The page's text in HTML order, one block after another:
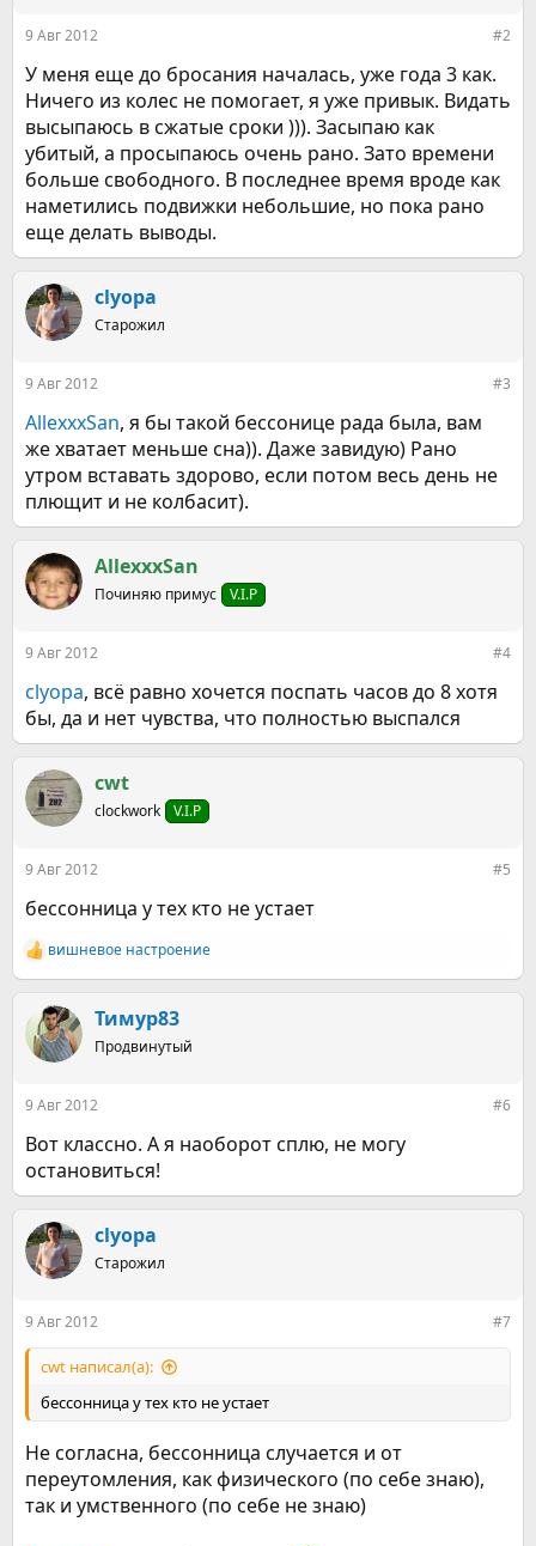
9 Авг 2012 #2
У меня еще до бросания началась, уже года 3 как.
Ничего из колес не помогает, я уже привык. Видать
высыпаюсь в сжатые сроки ))). Засыпаю как
убитый, а просыпаюсь очень рано. Зато времени
больше свободного. В последнее время вроде как
наметились подвижки небольшие, но пока рано
еще делать выводы.
clyopa
Старожил
9 Авг 2012 #3
AllexxxSan, я бы такой бессонице рада была, вам
же хватает меньше сна)). Даже завидую) Рано
утром вставать здорово, если потом весь день не
плющит и не колбасит).
AllexxxSan
Починяю примус V.I.P
9 Авг 2012 #4
clyopa, всё равно хочется поспать часов до 8 хотя
бы, да и нет чувства, что полностью выспался
cwt
clockwork V.I.P
9 Авг 2012 #5
бессонница у тех кто не устает
Р
е
к
ц
и
вишневое настроение
Тимур83
Продвинутый
9 Авг 2012 #6
Вот классно. А я наоборот сплю, не могу
остановиться!
clyopa
Старожил
9 Авг 2012 #7
cwt написал(а):
бессонница у тех кто не устает
Не согласна, бессонница случается и от
переутомления, как физического (по себе знаю),
так и умственного (по себе не знаю)